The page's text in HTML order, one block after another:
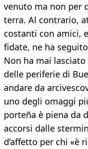
venuto ma non per
terra. Al contrario,
costanti con amici,
fidate, ne ha
Non ha mai lasciato
delle periferie di
andare da
uno degli omaggi
porteña è piena da
accorsi dalle
d’affetto per chi «è